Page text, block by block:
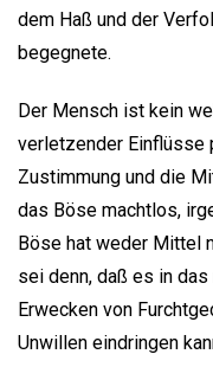
dem Haß und der
begegnete.
Der Mensch ist kein
verletzender Einflüsse
Zustimmung und die
das Böse machtlos,
Böse hat weder Mittel
sei denn, daß es in
Erwecken von
Unwillen eindringen